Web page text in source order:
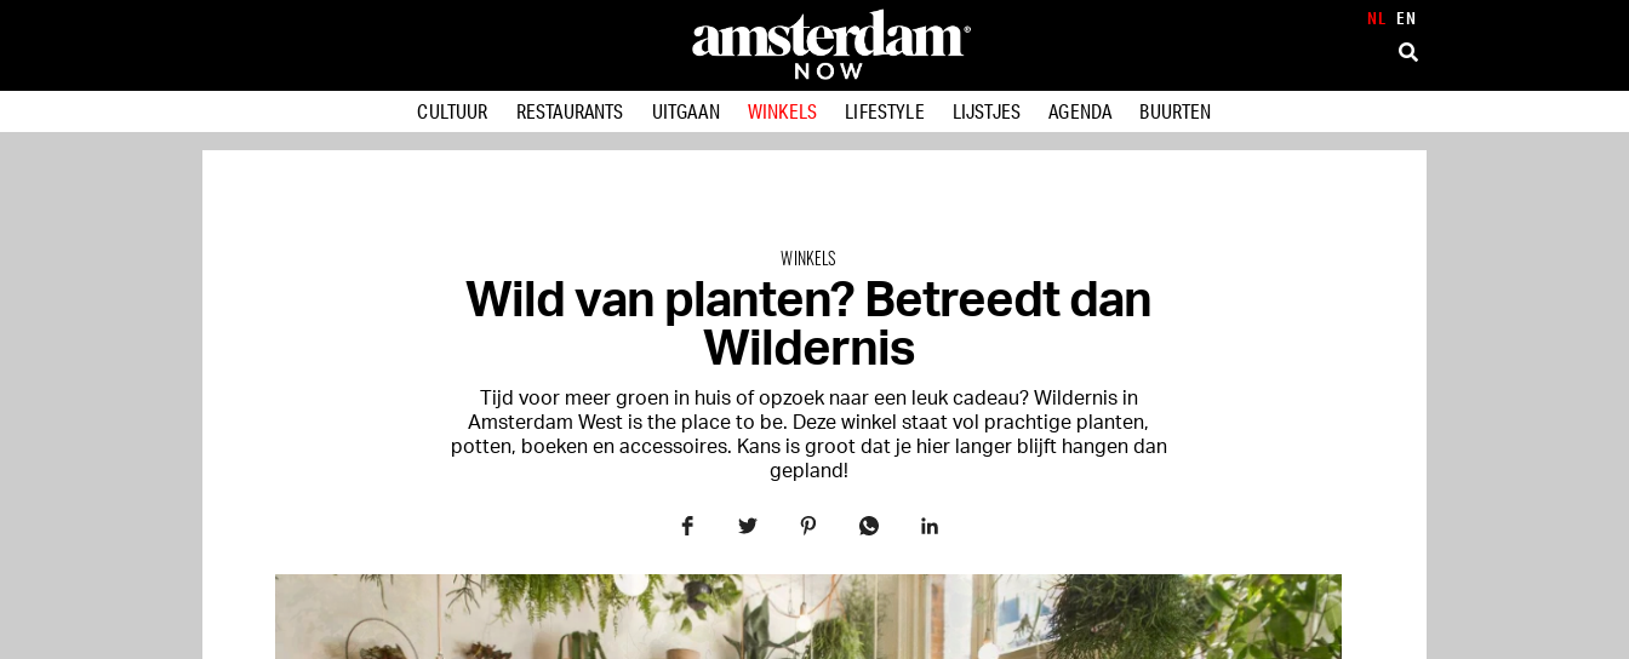
NL EN
CULTUUR RESTAURANTS UITGAAN WINKELS LIFESTYLE LIJSTJES AGENDA BUURTEN
WINKELS
Wild van planten? Betreedt dan
Wildernis
Tijd voor meer groen in huis of opzoek naar een leuk cadeau? Wildernis in
Amsterdam West is the place to be. Deze winkel staat vol prachtige planten,
potten, boeken en accessoires. Kans is groot dat je hier langer blijft hangen dan
gepland!